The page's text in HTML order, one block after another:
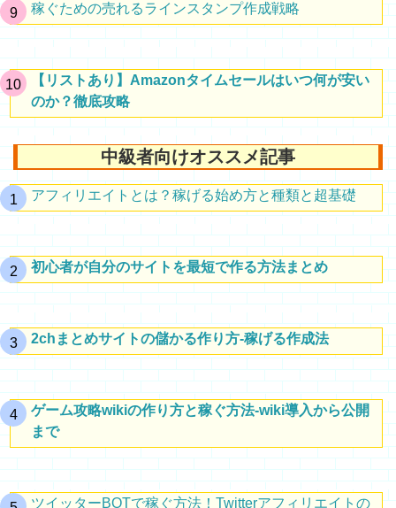
稼ぐための売れるラインスタンプ作成戦略
【リストあり】Amazonタイムセールはいつ何が安い
のか？徹底攻略
中級者向けオススメ記事
アフィリエイトとは？稼げる始め方と種類と超基礎
初心者が自分のサイトを最短で作る方法まとめ
2chまとめサイトの儲かる作り方-稼げる作成法
ゲーム攻略wikiの作り方と稼ぐ方法-wiki導入から公開
まで
ツイッターBOTで稼ぐ方法！Twitterアフィリエイトの